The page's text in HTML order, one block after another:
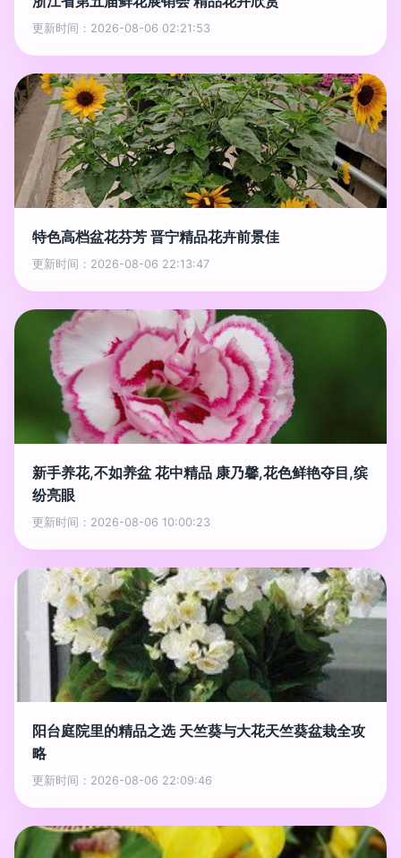
更新时间：2026-08-06 02:21:53
特色高档盆花芬芳 晋宁精品花卉前景佳
更新时间：2026-08-06 22:13:47
新手养花,不如养盆 花中精品 康乃馨,花色鲜艳夺目,缤
纷亮眼
更新时间：2026-08-06 10:00:23
阳台庭院里的精品之选 天竺葵与大花天竺葵盆栽全攻
略
更新时间：2026-08-06 22:09:46